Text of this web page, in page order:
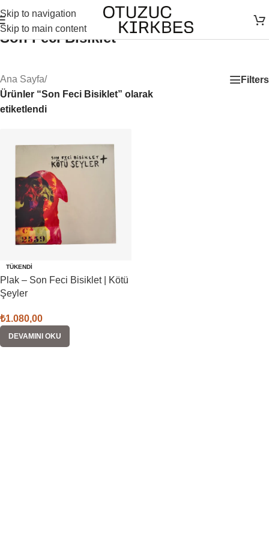
Skip to navigation
Skip to main content
Son Feci Bisiklet
Ana Sayfa/
Ürünler “Son Feci Bisiklet” olarak
etiketlendi
Filters
TÜKENDI
Plak – Son Feci Bisiklet | Kötü
Şeyler
₺1.080,00
DEVAMINI OKU